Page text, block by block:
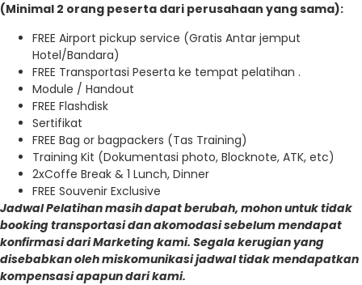
(Minimal 2 orang peserta dari perusahaan yang sama):
FREE Airport pickup service (Gratis Antar jemput
Hotel/Bandara)
FREE Transportasi Peserta ke tempat pelatihan .
Module / Handout
FREE Flashdisk
Sertifikat
FREE Bag or bagpackers (Tas Training)
Training Kit (Dokumentasi photo, Blocknote, ATK, etc)
2xCoffe Break & 1 Lunch, Dinner
FREE Souvenir Exclusive
Jadwal Pelatihan masih dapat berubah, mohon untuk tidak
booking transportasi dan akomodasi sebelum mendapat
konfirmasi dari Marketing kami. Segala kerugian yang
disebabkan oleh miskomunikasi jadwal tidak mendapatkan
kompensasi apapun dari kami.